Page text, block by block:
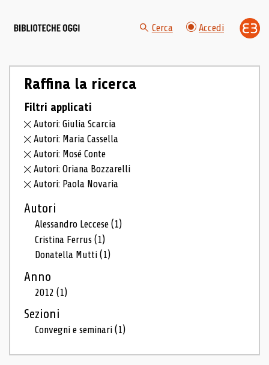
Cerca Accedi
Raffina la ricerca
Filtri applicati
Autori: Giulia Scarcia
Autori: Maria Cassella
Autori: Mosé Conte
Autori: Oriana Bozzarelli
Autori: Paola Novaria
Autori
Alessandro Leccese(1)
Cristina Ferrus(1)
Donatella Mutti(1)
Anno
2012(1)
Sezioni
Convegni e seminari(1)